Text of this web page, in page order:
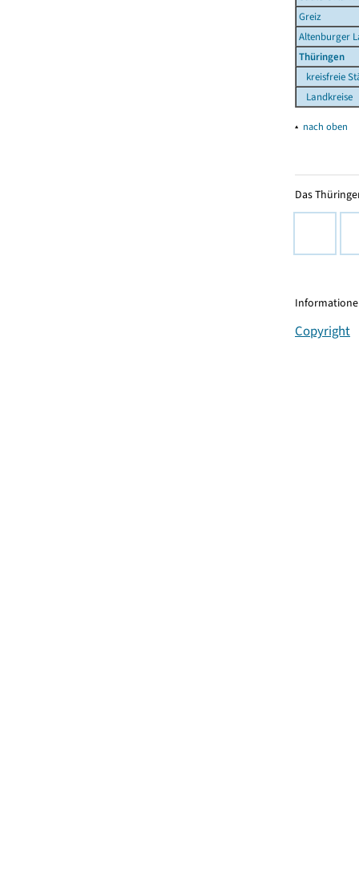
Greiz
Altenburger
Thüringen
kreisfreie
Landkreise
▴ nach oben
Das
Copyright